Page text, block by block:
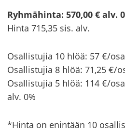
Ryh­mä­hin­ta: 570,00 € alv.
Hinta 715,35 sis. alv.
Osal­lis­tu­jia 10 hlöä: 57 €/
Osal­lis­tu­jia 8 hlöä: 71,25 €/
Osal­lis­tu­jia 5 hlöä: 114 €/
alv. 0%
*Hinta on enin­tään 10